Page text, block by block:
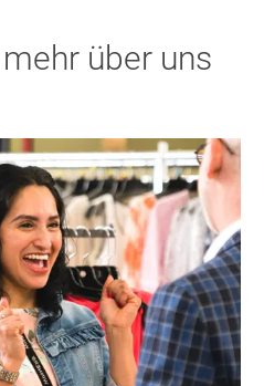
über uns